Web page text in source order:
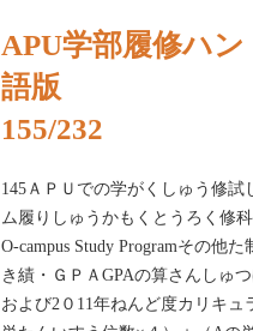
APU学部履修ハ
語版
155/232
145ＡＰＵでの学がくしゅう修
ム履りしゅうかもくとうろく修
O-campus Study Programその他
き績・ＧＰＡGPAの算さんしゅ
および2０11年ねんど度カリキ